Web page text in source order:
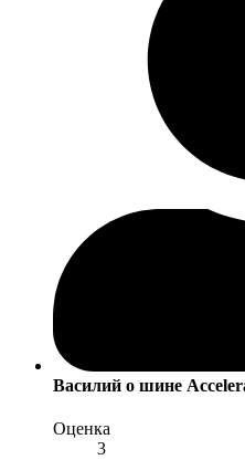
Василий о шине
Оценка
3